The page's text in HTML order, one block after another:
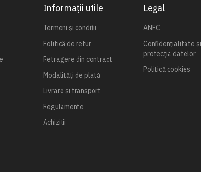
Informații utile
Termeni și condiții
Politică de retur
Retragere din contract
Modalități de plată
Livrare și transport
Regulamente
Achiziții
Legal
ANPC
Confidențialitate și
protecția datelor
Politică cookies